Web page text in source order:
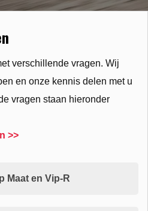
verschillende vragen. Wij
en onze kennis delen met u
vragen staan hieronder
>>
Maat en Vip-R